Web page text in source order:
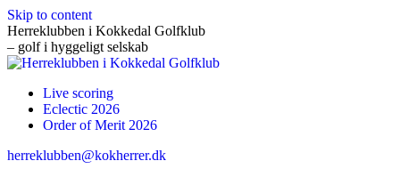
Skip to content
Herreklubben i Kokkedal Golfklub
– golf i hyggeligt selskab
Live scoring
Eclectic 2026
Order of Merit 2026
herreklubben@kokherrer.dk